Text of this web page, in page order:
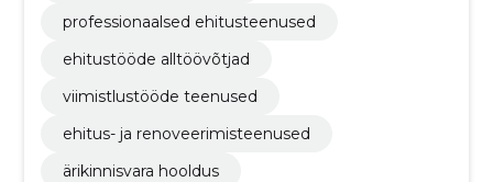
professionaalsed ehitusteenused
ehitustööde alltöövõtjad
viimistlustööde teenused
ehitus- ja renoveerimisteenused
ärikinnisvara hooldus